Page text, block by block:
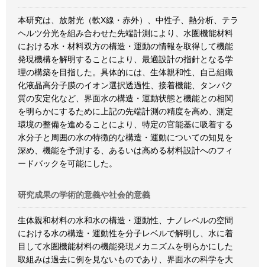
本研究は、放射光（軟X線・赤外）、中性子、熱分析、テラ
ヘルツ分光を組み合わせた先端計測により、水圏機能材料
における水・材料双方の構造・運動の情報を取得して機能
発現機構を解明することにより、最適設計の指針となる学
理の構築を目指した。具体的には、生体親和性、自己組織
化液晶高分子膜のイオン選択透過性、接着機能、タンパク
質の安定化など、界面水の構造・運動状態と機能との相関
を明らかにするために上記の先端計測の精度を高め、測定
環境の整備を進めることにより、特定の官能基に吸着する
水分子と周囲の水の特徴的な構造・運動についての知見を
深め、機能を予測する、あるいは高める材料設計へのフィ
ードバックを可能にした。
研究成果の学術的意義や社会的意義
生体親和材料の水和水の構造・運動性、ナノレベルの空間
における水の構造・運動性を分子レベルで解明し、水に着
目して水圏機能材料の機能発現メカニズムを明らかにした
取組みは過去に例を見ないものであり、界面水の科学を大